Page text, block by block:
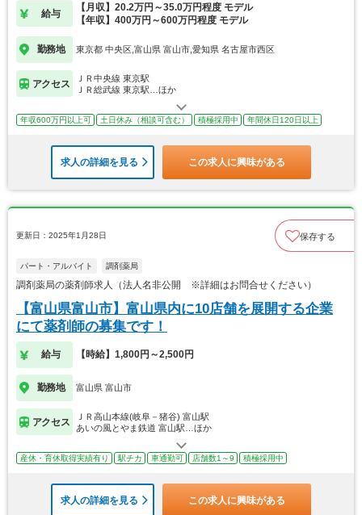
給与
【月収】20.2万円～35.0万円程度 モデル
【年収】400万円～600万円程度 モデル
勤務地 東京都 中央区,富山県 富山市,愛知県 名古屋市西区
アクセス
ＪＲ中央線 東京駅
ＪＲ総武線 東京駅…ほか
年収600万円以上可 土日休み（相談可含む） 積極採用中 年間休日120日以上
求人の詳細を見る この求人に興味がある
更新日：2025年1月28日 保存する
パート・アルバイト 調剤薬局
調剤薬局の薬剤師求人（法人名非公開 ※詳細はお問合せください）
【富山県富山市】富山県内に10店舗を展開する企業
にて薬剤師の募集です！
給与 【時給】1,800円～2,500円
勤務地 富山県 富山市
アクセス
ＪＲ高山本線(岐阜－猪谷) 富山駅
あいの風とやま鉄道 富山駅…ほか
産休・育休取得実績有り 駅チカ 車通勤可 店舗数1～9 積極採用中
求人の詳細を見る この求人に興味がある